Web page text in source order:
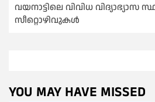
വയനാട്ടിലെ വിവിധ വിദ്യാഭ്യാസ
സീറ്റൊഴിവുകൾ
YOU MAY HAVE MISSED